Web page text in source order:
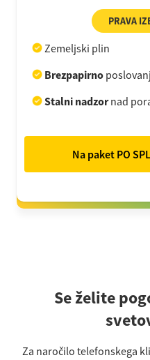
PRAVA
Zemeljski plin
Brezpapirno
Stalni nadzornad
Na paket PO
Se želite
Za naročilo telefonskega